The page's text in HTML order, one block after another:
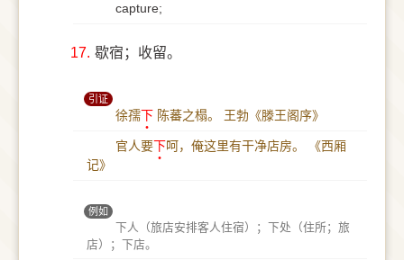
capture;
17. 歇宿；收留。
引证
徐孺下 陈蕃之榻。 王勃《滕王阁序》
官人要下呵，俺这里有干净店房。
《西厢
记》
例如
下人（旅店安排客人住宿）；下处（住所；旅
店）；下店。